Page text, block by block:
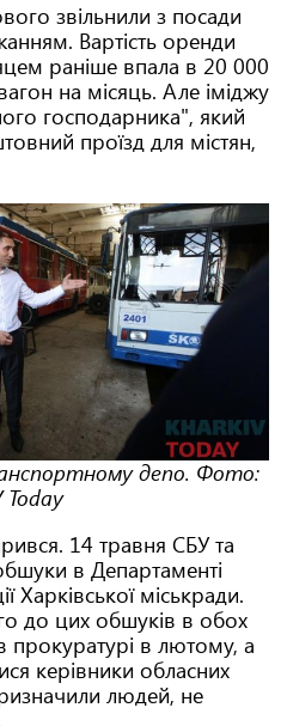
звільнили з посади
Вартість оренди
раніше впала в 20 000
на місяць. Але іміджу
господарника", який
проїзд для містян,
депо. Фото:
Today
14 травня СБУ та
в Департаменті
Харківської міськради.
до цих обшуків в обох
прокуратурі в лютому, а
керівники обласних
людей, не